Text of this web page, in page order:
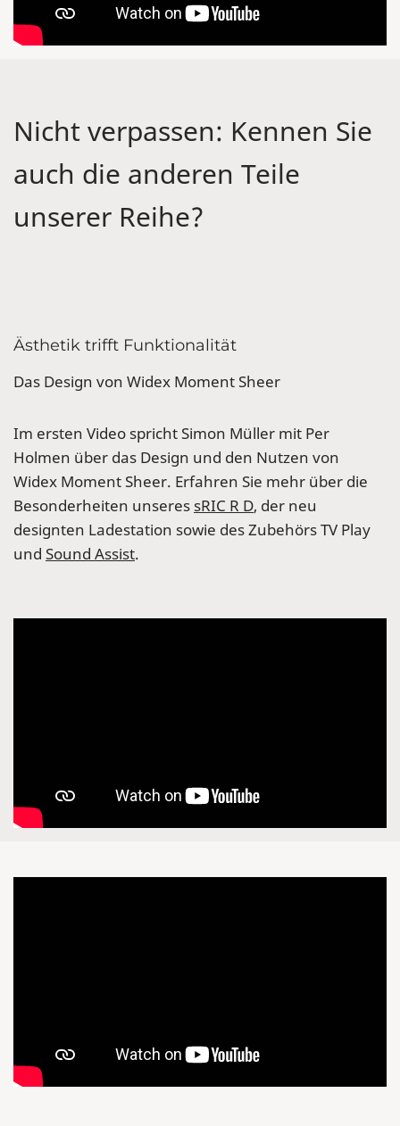
Nicht verpassen: Kennen Sie
auch die anderen Teile
unserer Reihe?
Ästhetik trifft Funktionalität
Das Design von Widex Moment Sheer
Im ersten Video spricht Simon Müller mit Per
Holmen über das Design und den Nutzen von
Widex Moment Sheer. Erfahren Sie mehr über die
Besonderheiten unseressRIC R D, der neu
designten Ladestation sowie des Zubehörs TV Play
und Sound Assist.